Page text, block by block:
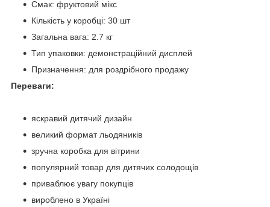
Смак: фруктовий мікс
Кількість у коробці: 30 шт
Загальна вага: 2.7 кг
Тип упаковки: демонстраційний дисплей
Призначення: для роздрібного продажу
Переваги:
яскравий дитячий дизайн
великий формат льодяників
зручна коробка для вітрини
популярний товар для дитячих солодощів
приваблює увагу покупців
вироблено в Україні